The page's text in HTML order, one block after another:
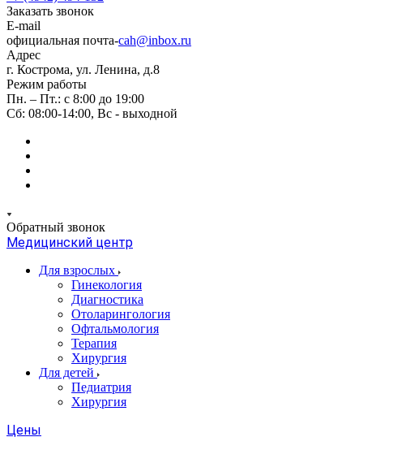
Заказать звонок
E-mail
официальная почта-cah@inbox.ru
Адрес
г. Кострома, ул. Ленина, д.8
Режим работы
Пн. – Пт.: с 8:00 до 19:00
Сб: 08:00-14:00, Вс - выходной
Обратный звонок
Медицинский центр
Для взрослых
Гинекология
Диагностика
Отоларингология
Офтальмология
Терапия
Хирургия
Для детей
Педиатрия
Хирургия
Цены